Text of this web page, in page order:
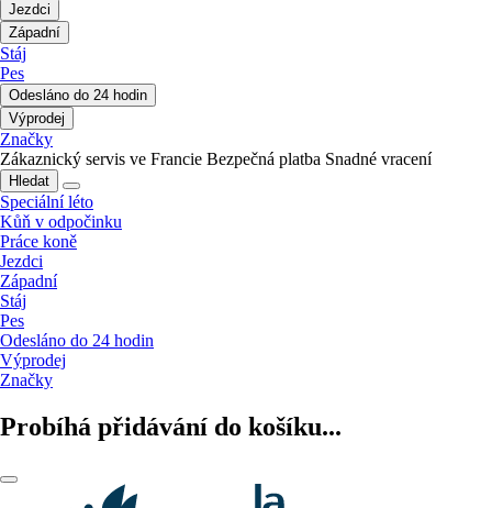
Jezdci
Západní
Stáj
Pes
Odesláno do 24 hodin
Výprodej
Značky
Zákaznický servis ve Francie Bezpečná platba Snadné vracení
Hledat
Speciální léto
Kůň v odpočinku
Práce koně
Jezdci
Západní
Stáj
Pes
Odesláno do 24 hodin
Výprodej
Značky
Probíhá přidávání do košíku...